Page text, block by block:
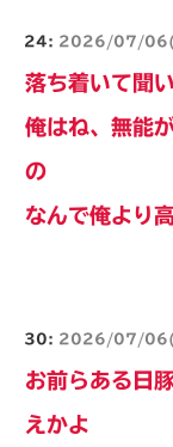
24: 2026/07/
落ち着いて聞
俺はね、無能
の
なんで俺より
30: 2026/07/
お前らある日
えかよ